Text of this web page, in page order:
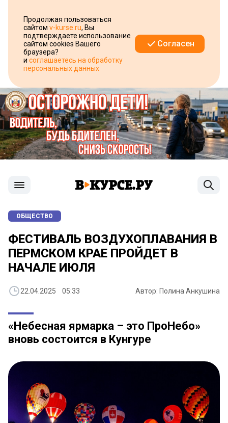
Продолжая пользоваться
сайтом v-kurse.ru, Вы
подтверждаете использование
сайтом cookies Вашего
браузера?
и соглашаетесь на обработку
персональных данных
Согласен
ОБЩЕСТВО
ФЕСТИВАЛЬ ВОЗДУХОПЛАВАНИЯ В
ПЕРМСКОМ КРАЕ ПРОЙДЕТ В
НАЧАЛЕ ИЮЛЯ
22.04.2025 05:33 Автор: Полина Анкушина
«Небесная ярмарка – это ПроНебо»
вновь состоится в Кунгуре